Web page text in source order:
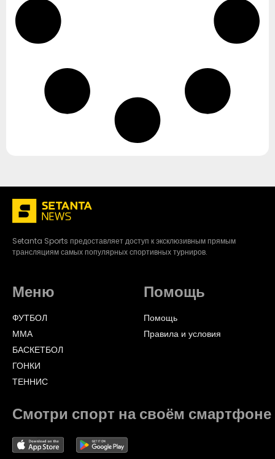
Setanta Sports предоставляет доступ к эксклюзивным прямым
трансляциям самых популярных спортивных турниров.
Меню
ФУТБОЛ
ММА
БАСКЕТБОЛ
ГОНКИ
ТЕННИС
Помощь
Помощь
Правила и условия
Смотри спорт на своём смартфоне